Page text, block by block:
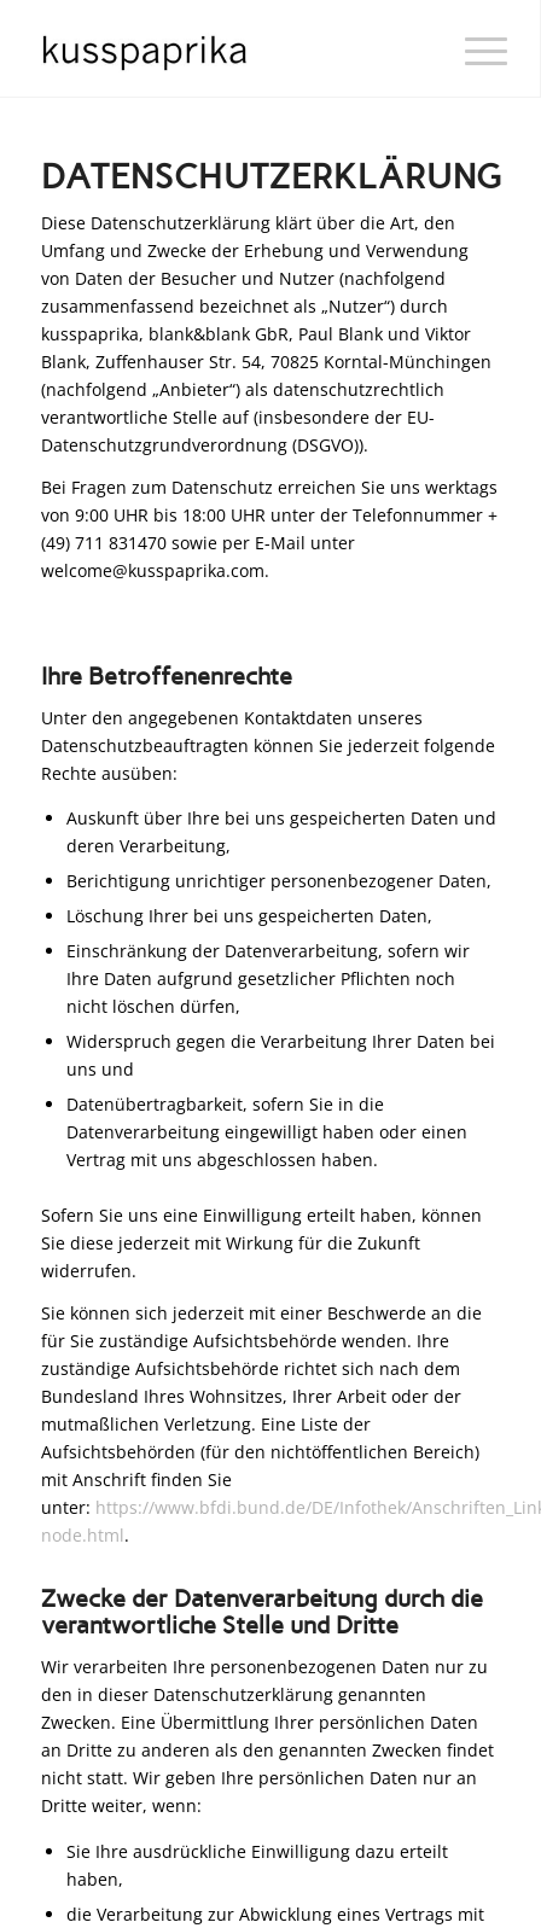
DATENSCHUTZERKLÄRUNG
Diese Datenschutzerklärung klärt über die Art, den
Umfang und Zwecke der Erhebung und Verwendung
von Daten der Besucher und Nutzer (nachfolgend
zusammenfassend bezeichnet als „Nutzer“) durch
kusspaprika, blank&blank GbR, Paul Blank und Viktor
Blank, Zuffenhauser Str. 54, 70825 Korntal-Münchingen
(nachfolgend „Anbieter“) als datenschutzrechtlich
verantwortliche Stelle auf (insbesondere der EU-
Datenschutzgrundverordnung (DSGVO)).
Bei Fragen zum Datenschutz erreichen Sie uns werktags
von 9:00 UHR bis 18:00 UHR unter der Telefonnummer +
(49) 711 831470 sowie per E-Mail unter
welcome@kusspaprika.com.
Ihre Betroffenenrechte
Unter den angegebenen Kontaktdaten unseres
Datenschutzbeauftragten können Sie jederzeit folgende
Rechte ausüben:
Auskunft über Ihre bei uns gespeicherten Daten und
deren Verarbeitung,
Berichtigung unrichtiger personenbezogener Daten,
Löschung Ihrer bei uns gespeicherten Daten,
Einschränkung der Datenverarbeitung, sofern wir
Ihre Daten aufgrund gesetzlicher Pflichten noch
nicht löschen dürfen,
Widerspruch gegen die Verarbeitung Ihrer Daten bei
uns und
Datenübertragbarkeit, sofern Sie in die
Datenverarbeitung eingewilligt haben oder einen
Vertrag mit uns abgeschlossen haben.
Sofern Sie uns eine Einwilligung erteilt haben, können
Sie diese jederzeit mit Wirkung für die Zukunft
widerrufen.
Sie können sich jederzeit mit einer Beschwerde an die
für Sie zuständige Aufsichtsbehörde wenden. Ihre
zuständige Aufsichtsbehörde richtet sich nach dem
Bundesland Ihres Wohnsitzes, Ihrer Arbeit oder der
mutmaßlichen Verletzung. Eine Liste der
Aufsichtsbehörden (für den nichtöffentlichen Bereich)
mit Anschrift finden Sie
unter: https://www.bfdi.bund.de/DE/Infothek/
node.html.
Zwecke der Datenverarbeitung durch die
verantwortliche Stelle und Dritte
Wir verarbeiten Ihre personenbezogenen Daten nur zu
den in dieser Datenschutzerklärung genannten
Zwecken. Eine Übermittlung Ihrer persönlichen Daten
an Dritte zu anderen als den genannten Zwecken findet
nicht statt. Wir geben Ihre persönlichen Daten nur an
Dritte weiter, wenn:
Sie Ihre ausdrückliche Einwilligung dazu erteilt
haben,
die Verarbeitung zur Abwicklung eines Vertrags mit